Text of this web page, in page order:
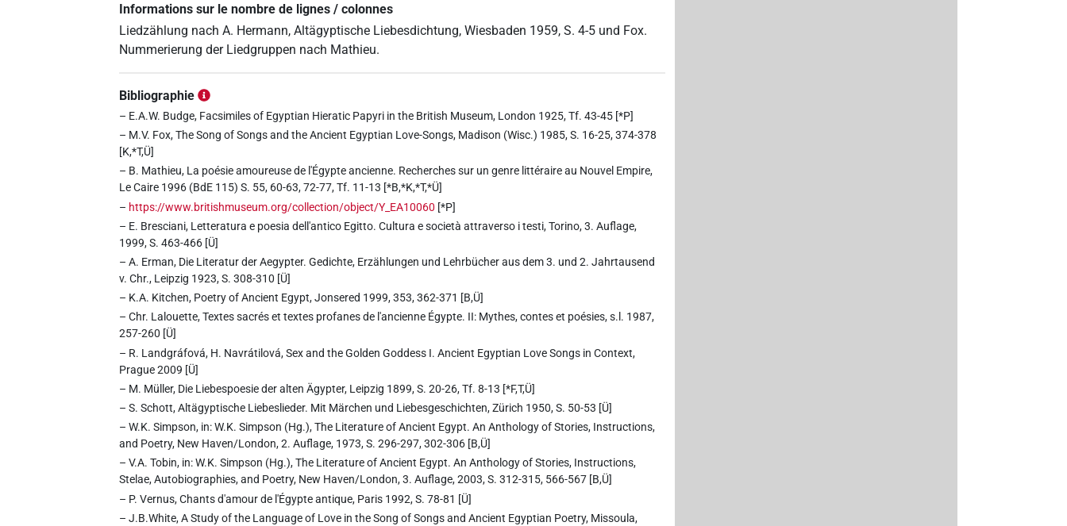
Informations sur le nombre de lignes / colonnes
Liedzählung nach A. Hermann, Altägyptische Liebesdichtung, Wiesbaden 1959, S. 4-5 und Fox.
Nummerierung der Liedgruppen nach Mathieu.
Bibliographie
– E.A.W. Budge, Facsimiles of Egyptian Hieratic Papyri in the British Museum, London 1925, Tf. 43-45 [*P]
– M.V. Fox, The Song of Songs and the Ancient Egyptian Love-Songs, Madison (Wisc.) 1985, S. 16-25, 374-378
[K,*T,Ü]
– B. Mathieu, La poésie amoureuse de l'Égypte ancienne. Recherches sur un genre littéraire au Nouvel Empire,
Le Caire 1996 (BdE 115) S. 55, 60-63, 72-77, Tf. 11-13 [*B,*K,*T,*Ü]
– https://www.britishmuseum.org/collection/object/Y_EA10060 [*P]
– E. Bresciani, Letteratura e poesia dell'antico Egitto. Cultura e società attraverso i testi, Torino, 3. Auflage,
1999, S. 463-466 [Ü]
– A. Erman, Die Literatur der Aegypter. Gedichte, Erzählungen und Lehrbücher aus dem 3. und 2. Jahrtausend
v. Chr., Leipzig 1923, S. 308-310 [Ü]
– K.A. Kitchen, Poetry of Ancient Egypt, Jonsered 1999, 353, 362-371 [B,Ü]
– Chr. Lalouette, Textes sacrés et textes profanes de l'ancienne Égypte. II: Mythes, contes et poésies, s.l. 1987,
257-260 [Ü]
– R. Landgráfová, H. Navrátilová, Sex and the Golden Goddess I. Ancient Egyptian Love Songs in Context,
Prague 2009 [Ü]
– M. Müller, Die Liebespoesie der alten Ägypter, Leipzig 1899, S. 20-26, Tf. 8-13 [*F,T,Ü]
– S. Schott, Altägyptische Liebeslieder. Mit Märchen und Liebesgeschichten, Zürich 1950, S. 50-53 [Ü]
– W.K. Simpson, in: W.K. Simpson (Hg.), The Literature of Ancient Egypt. An Anthology of Stories, Instructions,
and Poetry, New Haven/London, 2. Auflage, 1973, S. 296-297, 302-306 [B,Ü]
– V.A. Tobin, in: W.K. Simpson (Hg.), The Literature of Ancient Egypt. An Anthology of Stories, Instructions,
Stelae, Autobiographies, and Poetry, New Haven/London, 3. Auflage, 2003, S. 312-315, 566-567 [B,Ü]
– P. Vernus, Chants d'amour de l'Égypte antique, Paris 1992, S. 78-81 [Ü]
– J.B.White, A Study of the Language of Love in the Song of Songs and Ancient Egyptian Poetry, Missoula,